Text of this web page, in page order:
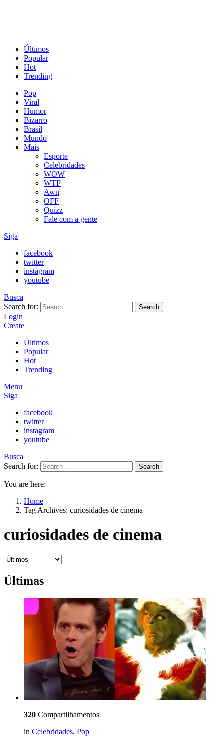
Últimos
Popular
Hot
Trending
Pop
Viral
Humor
Bizarro
Brasil
Mundo
Mais
Esporte
Celebridades
WOW
WTF
Awn
OFF
Quizz
Fale com a gente
Siga
facebook
twitter
instagram
youtube
Busca
Search for:
Search
Login
Create
Últimos
Popular
Hot
Trending
Menu
Siga
facebook
twitter
instagram
youtube
Busca
Search for:
Search
You are here:
Home
Tag Archives: curiosidades de cinema
curiosidades de cinema
Últimas
320 Compartilhamentos
in Celebridades, Pop